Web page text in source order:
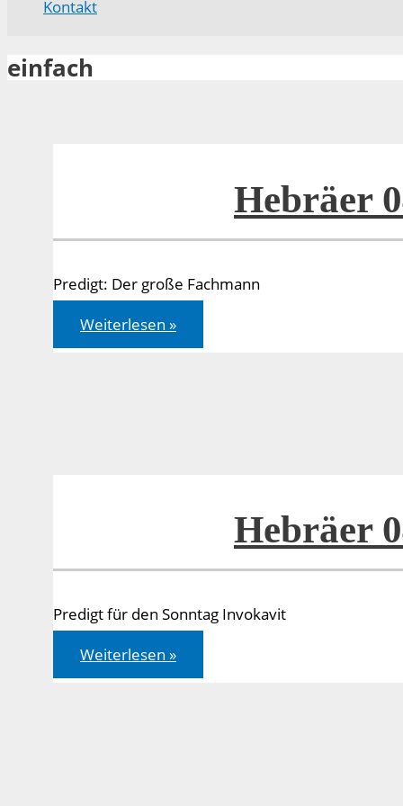
Kontakt
einfach
Hebräer
Predigt: Der große Fachmann
Hebräer
04,14-
16
Weiterlesen »
Hebräer
Predigt für den Sonntag Invokavit
Hebräer
04,14-
16
Weiterlesen »